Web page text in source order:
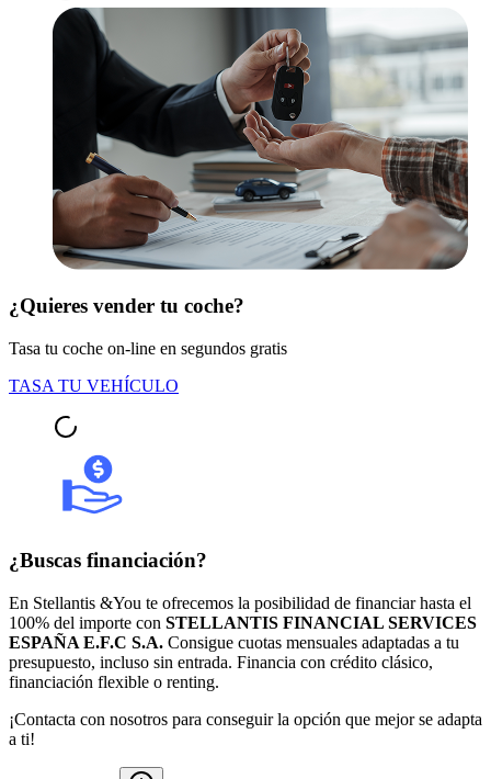
¿Quieres vender tu coche?
Tasa tu coche on-line en segundos gratis
TASA TU VEHÍCULO
¿Buscas financiación?
En Stellantis &You te ofrecemos la posibilidad de financiar hasta el
100% del importe con STELLANTIS FINANCIAL SERVICES
ESPAÑA E.F.C S.A. Consigue cuotas mensuales adaptadas a tu
presupuesto, incluso sin entrada. Financia con crédito clásico,
financiación flexible o renting.
¡Contacta con nosotros para conseguir la opción que mejor se adapta
a ti!